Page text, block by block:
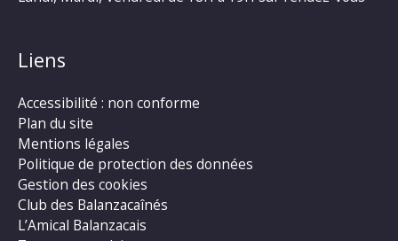
Liens
Accessibilité : non conforme
Plan du site
Mentions légales
Politique de protection des données
Gestion des cookies
Club des Balanzacaînés
L’Amical Balanzacais